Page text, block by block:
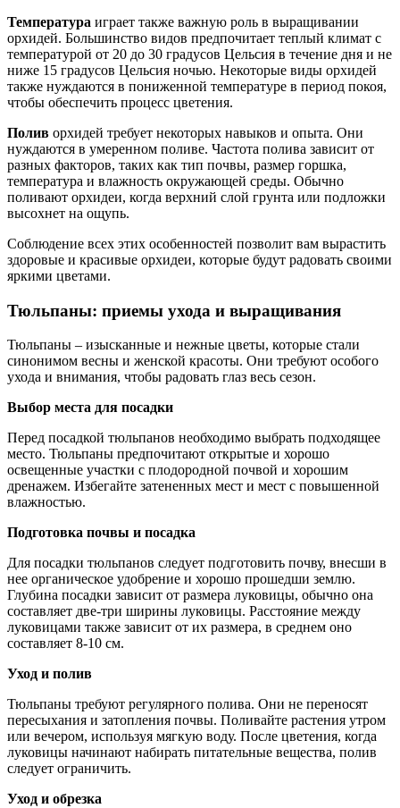
Температура играет также важную роль в выращивании
орхидей. Большинство видов предпочитает теплый климат с
температурой от 20 до 30 градусов Цельсия в течение дня и не
ниже 15 градусов Цельсия ночью. Некоторые виды орхидей
также нуждаются в пониженной температуре в период покоя,
чтобы обеспечить процесс цветения.
Полив орхидей требует некоторых навыков и опыта. Они
нуждаются в умеренном поливе. Частота полива зависит от
разных факторов, таких как тип почвы, размер горшка,
температура и влажность окружающей среды. Обычно
поливают орхидеи, когда верхний слой грунта или подложки
высохнет на ощупь.
Соблюдение всех этих особенностей позволит вам вырастить
здоровые и красивые орхидеи, которые будут радовать своими
яркими цветами.
Тюльпаны: приемы ухода и выращивания
Тюльпаны – изысканные и нежные цветы, которые стали
синонимом весны и женской красоты. Они требуют особого
ухода и внимания, чтобы радовать глаз весь сезон.
Выбор места для посадки
Перед посадкой тюльпанов необходимо выбрать подходящее
место. Тюльпаны предпочитают открытые и хорошо
освещенные участки с плодородной почвой и хорошим
дренажем. Избегайте затененных мест и мест с повышенной
влажностью.
Подготовка почвы и посадка
Для посадки тюльпанов следует подготовить почву, внесши в
нее органическое удобрение и хорошо прошедши землю.
Глубина посадки зависит от размера луковицы, обычно она
составляет две-три ширины луковицы. Расстояние между
луковицами также зависит от их размера, в среднем оно
составляет 8-10 см.
Уход и полив
Тюльпаны требуют регулярного полива. Они не переносят
пересыхания и затопления почвы. Поливайте растения утром
или вечером, используя мягкую воду. После цветения, когда
луковицы начинают набирать питательные вещества, полив
следует ограничить.
Уход и обрезка